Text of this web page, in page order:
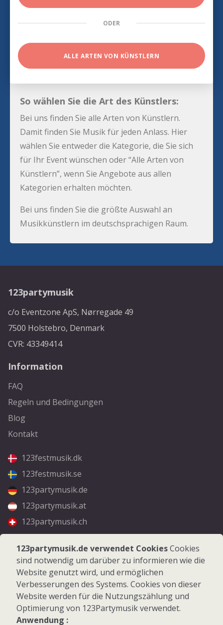
ODER
ALLE ARTEN VON KÜNSTLERN
So wählen Sie die Art des Künstlers:
Bei uns finden Sie alle Arten von Künstlern.
Damit finden Sie Musik für jeden Anlass. Hier
wählen Sie entweder die Kategorie, die Sie sich
für Ihr Event wünschen oder “Alle Arten von
Künstlern”, wenn Sie Angebote aus allen
Kategorien erhalten möchten.
Bei uns finden Sie die größte Auswahl an
Musikkünstlern im deutschsprachigen Raum.
123partymusik
c/o Eventzone ApS, Nørregade 49
7500 Holstebro, Denmark
CVR: 43349414
Information
FAQ
Regeln und Bedingungen
Blog
Kontakt
123festmusik.dk
123festmusik.se
123partymusik.de
123partymusik.at
123partymusik.ch
Folgen Sie uns
Facebook
Instagram
123partymusik.de verwendet CookiesCookies
sind notwendig um darüber zu informieren wie die
Website genutzt wird, und ermöglichen
Verbesserungen des Systems. Cookies von dieser
Website werden für die Nutzungszählung und
Optimierung von 123Partymusik verwendet.
Anwendung :